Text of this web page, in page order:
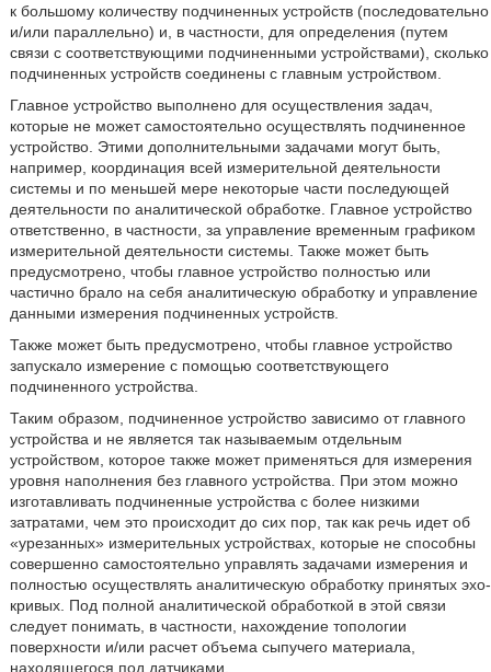
к большому количеству подчиненных устройств (последовательно
и/или параллельно) и, в частности, для определения (путем
связи с соответствующими подчиненными устройствами), сколько
подчиненных устройств соединены с главным устройством.
Главное устройство выполнено для осуществления задач,
которые не может самостоятельно осуществлять подчиненное
устройство. Этими дополнительными задачами могут быть,
например, координация всей измерительной деятельности
системы и по меньшей мере некоторые части последующей
деятельности по аналитической обработке. Главное устройство
ответственно, в частности, за управление временным графиком
измерительной деятельности системы. Также может быть
предусмотрено, чтобы главное устройство полностью или
частично брало на себя аналитическую обработку и управление
данными измерения подчиненных устройств.
Также может быть предусмотрено, чтобы главное устройство
запускало измерение с помощью соответствующего
подчиненного устройства.
Таким образом, подчиненное устройство зависимо от главного
устройства и не является так называемым отдельным
устройством, которое также может применяться для измерения
уровня наполнения без главного устройства. При этом можно
изготавливать подчиненные устройства с более низкими
затратами, чем это происходит до сих пор, так как речь идет об
«урезанных» измерительных устройствах, которые не способны
совершенно самостоятельно управлять задачами измерения и
полностью осуществлять аналитическую обработку принятых эхо-
кривых. Под полной аналитической обработкой в этой связи
следует понимать, в частности, нахождение топологии
поверхности и/или расчет объема сыпучего материала,
находящегося под датчиками.